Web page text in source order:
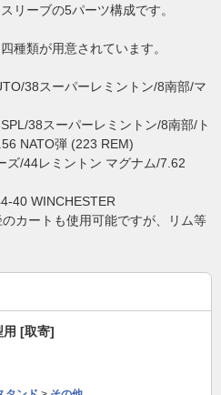
リーブの5パーツ構成です。
種類が用意されています。
38スーパーレミントン/8南部/マ
38スーパーレミントン/8南部/ト
NATO弾 (223 REM)
ズ/44レミントン マグナム/7.62
40 WINCHESTER
カートも使用可能ですが、リム等
用 [取寄]